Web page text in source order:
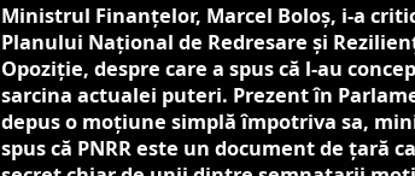
Ministrul Finanțelor, Marcel Boloș, i-a
Planului Național de Redresare și
Opoziție, despre care a spus că l-au
sarcina actualei puteri. Prezent în
depus o moțiune simplă împotriva sa,
spus că PNRR este un document de țară